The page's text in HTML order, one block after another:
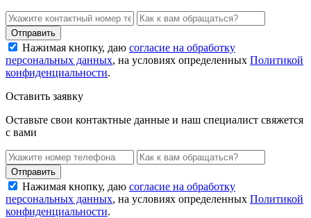
Нажимая кнопку, даю согласие на обработку
персональных данных, на условиях определенных Политикой
конфиденциальности.
Оставить заявку
Оставьте свои контактные данные и наш специалист свяжется
с вами
Нажимая кнопку, даю согласие на обработку
персональных данных, на условиях определенных Политикой
конфиденциальности.